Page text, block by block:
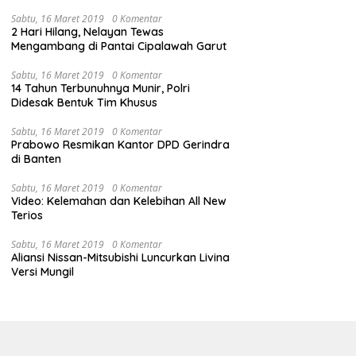
Sabtu, 16 Maret 2019 0 Komentar
2 Hari Hilang, Nelayan Tewas
Mengambang di Pantai Cipalawah Garut
Sabtu, 16 Maret 2019 0 Komentar
14 Tahun Terbunuhnya Munir, Polri
Didesak Bentuk Tim Khusus
Sabtu, 16 Maret 2019 0 Komentar
Prabowo Resmikan Kantor DPD Gerindra
di Banten
Sabtu, 16 Maret 2019 0 Komentar
Video: Kelemahan dan Kelebihan All New
Terios
Sabtu, 16 Maret 2019 0 Komentar
Aliansi Nissan-Mitsubishi Luncurkan Livina
Versi Mungil